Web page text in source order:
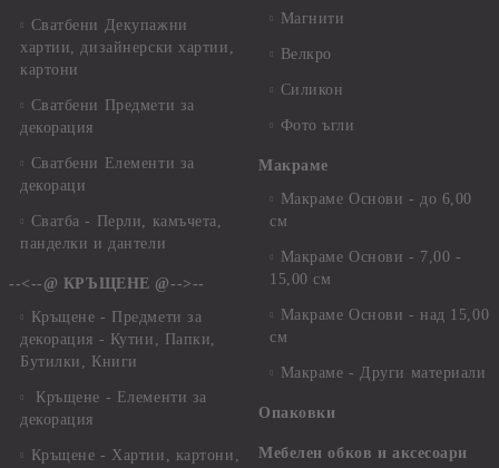
Сватбени Декупажни
хартии, дизайнерски хартии,
картони
Сватбени Предмети за
декорация
Сватбени Елементи за
декораци
Сватба - Перли, камъчета,
панделки и дантели
--<--@ КРЪЩЕНЕ @-->--
Кръщене - Предмети за
декорация - Кутии, Папки,
Бутилки, Книги
Кръщене - Елементи за
декорация
Кръщене - Хартии, картони,
Магнити
Велкро
Силикон
Фото ъгли
Макраме
Макраме Основи - до 6,00
см
Макраме Основи - 7,00 -
15,00 см
Макраме Основи - над 15,00
см
Макраме - Други материали
Опаковки
Мебелен обков и аксесоари